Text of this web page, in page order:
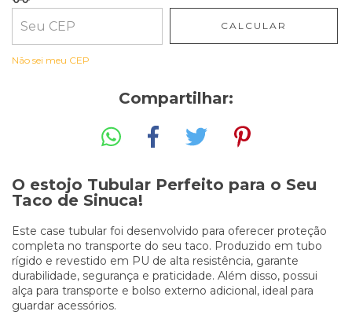
CALCULAR
Não sei meu CEP
Compartilhar:
O estojo Tubular Perfeito para o Seu
Taco de Sinuca!
Este case tubular foi desenvolvido para oferecer proteção
completa no transporte do seu taco. Produzido em tubo
rígido e revestido em PU de alta resistência, garante
durabilidade, segurança e praticidade. Além disso, possui
alça para transporte e bolso externo adicional, ideal para
guardar acessórios.